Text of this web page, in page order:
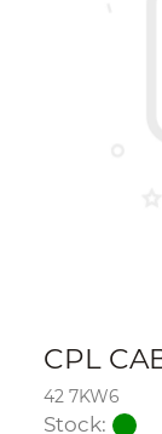
CPL
42 7KW6
Stock: